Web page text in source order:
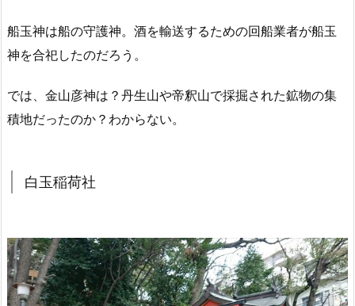
船玉神は船の守護神。酒を輸送するための回船業者が船玉
神を合祀したのだろう。
では、金山彦神は？丹生山や帝釈山で採掘された鉱物の集
積地だったのか？わからない。
白玉稲荷社